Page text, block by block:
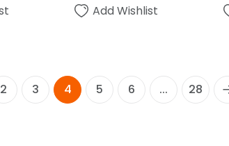
Add Wishlist
2 3 4 5 6 ... 28